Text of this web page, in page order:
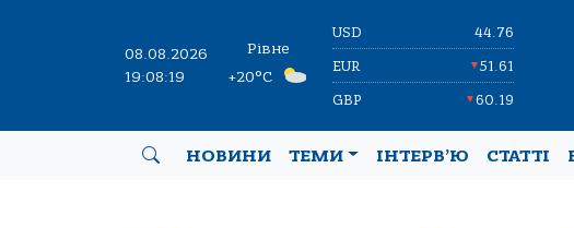
08.08.2026
19:08:20
Рівне
+20°C
USD 44.76
EUR ▼51.61
GBP ▼60.19
НОВИНИ ТЕМИ ІНТЕРВ’Ю СТАТТІ